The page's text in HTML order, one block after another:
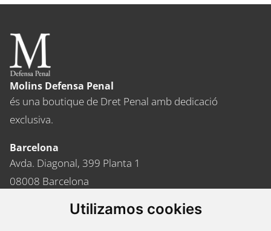
Utilizamos cookies
d'entrades
Molins Defensa Penal
és una boutique de Dret Penal amb dedicació
exclusiva.
Barcelona
Avda. Diagonal, 399 Planta 1
08008 Barcelona
Tel. +34 934 152 244
Fax. +34 934 160 693